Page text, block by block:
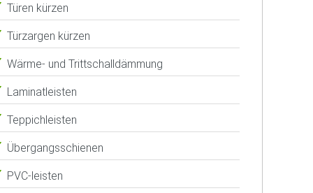
Türen kürzen
Türzargen kürzen
Wärme- und Trittschalldämmung
Laminatleisten
Teppichleisten
Übergangsschienen
PVC-leisten